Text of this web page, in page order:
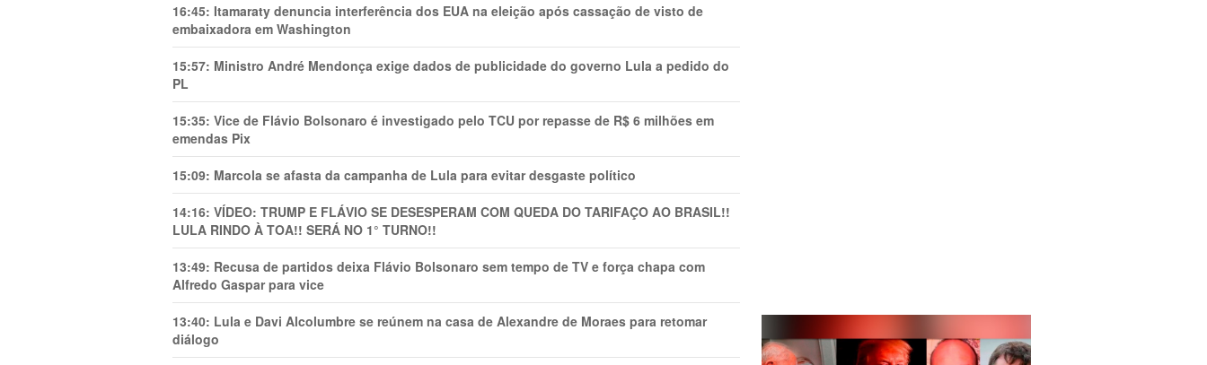
16:45: Itamaraty denuncia interferência dos EUA na eleição após cassação de visto de
embaixadora em Washington
15:57: Ministro André Mendonça exige dados de publicidade do governo Lula a pedido do
PL
15:35: Vice de Flávio Bolsonaro é investigado pelo TCU por repasse de R$ 6 milhões em
emendas Pix
15:09: Marcola se afasta da campanha de Lula para evitar desgaste político
14:16: VÍDEO: TRUMP E FLÁVIO SE DESESPERAM COM QUEDA DO TARIFAÇO AO BRASIL!!
LULA RINDO À TOA!! SERÁ NO 1° TURNO!!
13:49: Recusa de partidos deixa Flávio Bolsonaro sem tempo de TV e força chapa com
Alfredo Gaspar para vice
13:40: Lula e Davi Alcolumbre se reúnem na casa de Alexandre de Moraes para retomar
diálogo